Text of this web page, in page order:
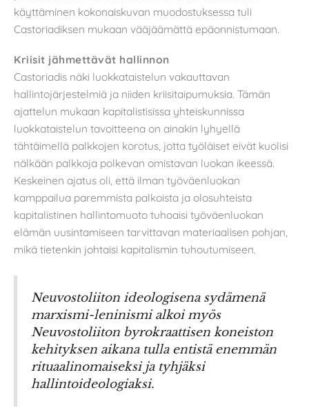
käyttäminen kokonaiskuvan muodostuksessa tuli
Castoriadiksen mukaan vääjäämättä epäonnistumaan.
Kriisit jähmettävät hallinnon
Castoriadis näki luokkataistelun vakauttavan
hallintojärjestelmiä ja niiden kriisitaipumuksia. Tämän
ajattelun mukaan kapitalistisissa yhteiskunnissa
luokkataistelun tavoitteena on ainakin lyhyellä
tähtäimellä palkkojen korotus, jotta työläiset eivät kuolisi
nälkään palkkoja polkevan omistavan luokan ikeessä.
Keskeinen ajatus oli, että ilman työväenluokan
kamppailua paremmista palkoista ja olosuhteista
kapitalistinen hallintomuoto tuhoaisi työväenluokan
elämän uusintamiseen tarvittavan materiaalisen pohjan,
mikä tietenkin johtaisi kapitalismin tuhoutumiseen.
Neuvostoliiton ideologisena sydämenä
marxismi-leninismi alkoi myös
Neuvostoliiton byrokraattisen koneiston
kehityksen aikana tulla entistä enemmän
rituaalinomaiseksi ja tyhjäksi
hallintoideologiaksi.